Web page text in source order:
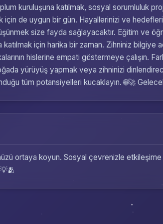
kuruluşuna katılmak, sosyal
de uygun bir gün. Hayallerinizi ve
size fayda sağlayacaktır. Eğitim ve
katılmak için harika bir zaman. Zihniniz
hislerine empati göstermeye çalışın.
yürüyüş yapmak veya zihninizi
tüm potansiyelleri kucaklayın. 🌐🚀
ortaya koyun. Sosyal çevrenizle